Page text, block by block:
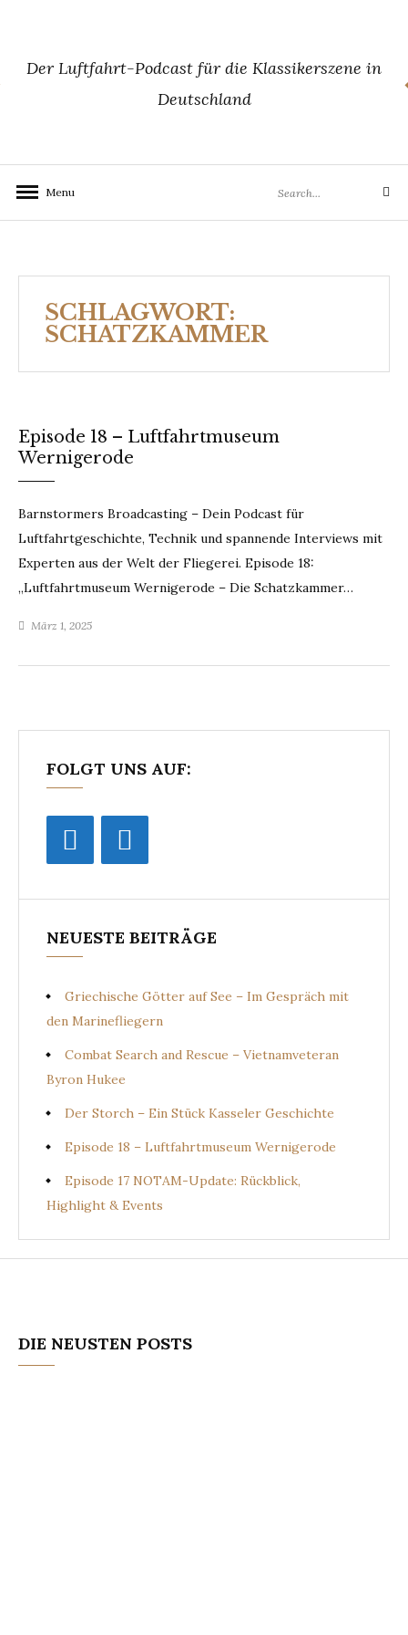
contentDer Luftfahrt-Podcast für die Klassikerszene in
Deutschland
Menu
for:
Search
SCHLAGWORT:
SCHATZKAMMER
Episode 18 – Luftfahrtmuseum
Wernigerode
Barnstormers Broadcasting – Dein Podcast für
Luftfahrtgeschichte, Technik und spannende Interviews mit
Experten aus der Welt der Fliegerei. Episode 18:
„Luftfahrtmuseum Wernigerode – Die Schatzkammer…
März 1, 2025
FOLGT UNS AUF:
NEUESTE BEITRÄGE
Griechische Götter auf See – Im Gespräch mit
den Marinefliegern
Combat Search and Rescue – Vietnamveteran
Byron Hukee
Der Storch – Ein Stück Kasseler Geschichte
Episode 18 – Luftfahrtmuseum Wernigerode
Episode 17 NOTAM-Update: Rückblick,
Highlight & Events
DIE NEUSTEN POSTS